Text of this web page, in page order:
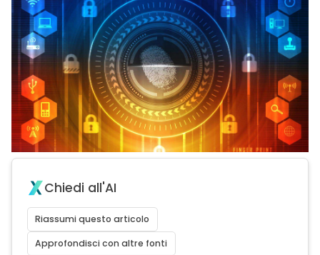
Chiedi all'AI
Riassumi questo articolo
Approfondisci con altre fonti